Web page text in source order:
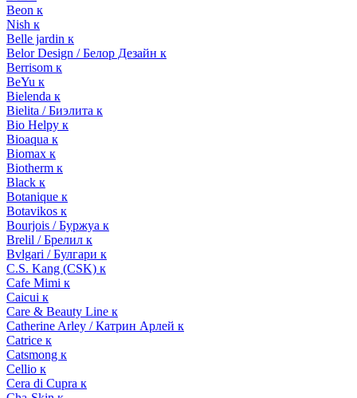
Beon к
Nish к
Belle jardin к
Belor Design / Белор Дезайн к
Berrisom к
BeYu к
Bielenda к
Bielita / Биэлита к
Bio Helpy к
Bioaqua к
Biomax к
Biotherm к
Black к
Botanique к
Botavikos к
Bourjois / Буржуа к
Brelil / Брелил к
Bvlgari / Булгари к
C.S. Kang (CSK) к
Cafe Mimi к
Caicui к
Care & Beauty Line к
Catherine Arley / Катрин Арлей к
Catrice к
Catsmong к
Cellio к
Cera di Cupra к